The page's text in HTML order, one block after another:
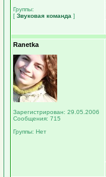
Группы:
[ Звуковая команда ]
Ranetka
Зарегистрирован: 29.05.2006
Сообщения: 715
Группы: Нет